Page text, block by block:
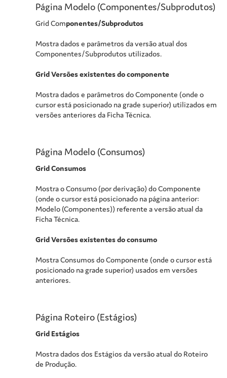
Página Modelo (Componentes/Subprodutos)
Grid Componentes/Subprodutos
Mostra dados e parâmetros da versão atual dos
Componentes/Subprodutos utilizados.
Grid Versões existentes do componente
Mostra dados e parâmetros do Componente (onde o
cursor está posicionado na grade superior) utilizados em
versões anteriores da Ficha Técnica.
Página Modelo (Consumos)
Grid Consumos
Mostra o Consumo (por derivação) do Componente
(onde o cursor está posicionado na página anterior:
Modelo (Componentes)) referente a versão atual da
Ficha Técnica.
Grid Versões existentes do consumo
Mostra Consumos do Componente (onde o cursor está
posicionado na grade superior) usados em versões
anteriores.
Página Roteiro (Estágios)
Grid Estágios
Mostra dados dos Estágios da versão atual do Roteiro
de Produção.